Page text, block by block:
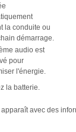
la conduite ou
démarrage.
audio est
pour
l'énergie.
la batterie.
avec des